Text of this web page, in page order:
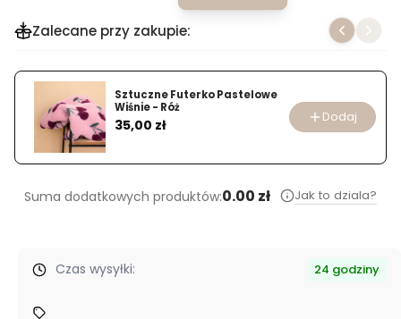
Zalecane przy zakupie:
Sztuczne Futerko Pastelowe
Wiśnie - Róż
Cena
35,00 zł Dodaj
Suma dodatkowych produktów:0.00 zł Jak to dziala?
Czas wysyłki: 24 godziny